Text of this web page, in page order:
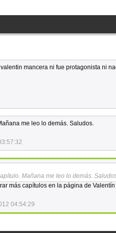
mancera ni fue protagonista ni
me leo lo demás. Saludos.
Mañana me leo lo demás.
más capítulos en la página de
04:54:29